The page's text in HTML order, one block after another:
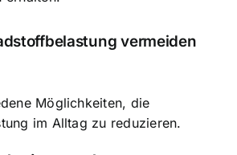
vermeiden
Möglichkeiten, die
im Alltag zu reduzieren.